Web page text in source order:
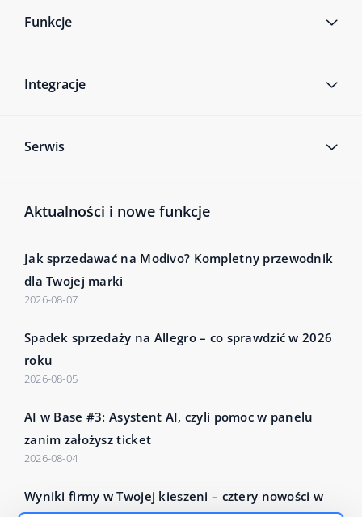
Funkcje
Integracje
Serwis
Aktualności i nowe funkcje
Jak sprzedawać na Modivo? Kompletny przewodnik
dla Twojej marki
2026-08-07
Spadek sprzedaży na Allegro – co sprawdzić w 2026
roku
2026-08-05
AI w Base #3: Asystent AI, czyli pomoc w panelu
zanim założysz ticket
2026-08-04
Wyniki firmy w Twojej kieszeni – cztery nowości w